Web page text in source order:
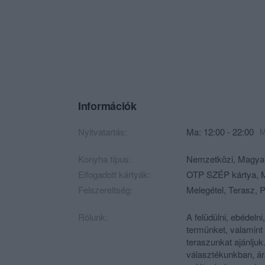
Információk
Nyitvatartás: Ma: 12:00 - 22:00
Konyha típus: Nemzetközi,
Elfogadott kártyák:
OTP SZÉP kártya,
Felszereltség:
Melegétel, Terasz,
Rólunk:
A felüdülni,
termünket,
teraszunkat
választékunkban,